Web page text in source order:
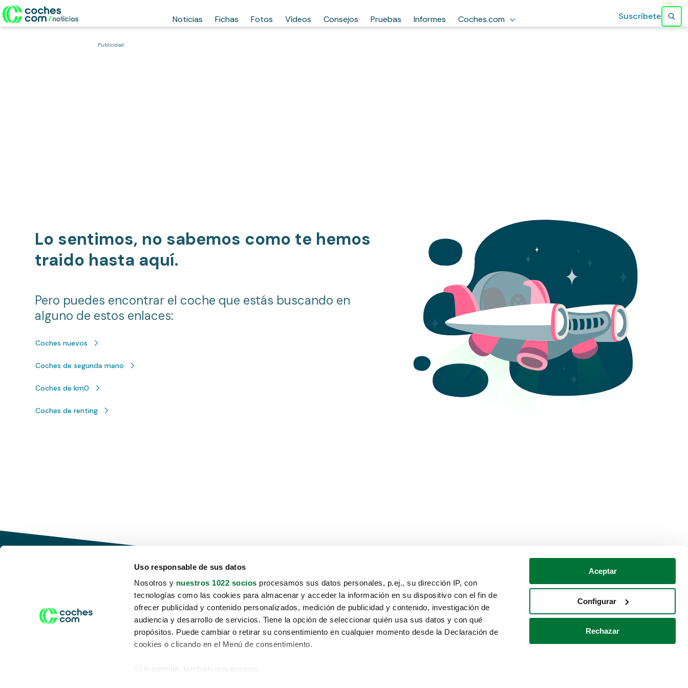
Uso responsable de sus datos
Nosotros y nuestros 1022 socios procesamos sus datos personales, p.ej., su dirección IP, con
tecnologías como las cookies para almacenar y acceder la información en su dispositivo con el fin de
ofrecer publicidad y contenido personalizados, medición de publicidad y contenido, investigación de
audiencia y desarrollo de servicios. Tiene la opción de seleccionar quién usa sus datos y con qué
propósitos. Puede cambiar o retirar su consentimiento en cualquier momento desde la Declaración de
cookies o clicando en el Menú de consentimiento.
Si lo permite, también quisiéramos:
Aceptar
Configurar
Rechazar
Noticias Fichas Fotos Vídeos Consejos Pruebas Informes Coches.com Suscríbete
Publicidad
Lo sentimos, no sabemos como te hemos
traido hasta aquí.
Pero puedes encontrar el coche que estás buscando en
alguno de estos enlaces:
Coches nuevos
Coches de segunda mano
Coches de km0
Coches de renting
Conduce tu futuro,
desata tu movilidad